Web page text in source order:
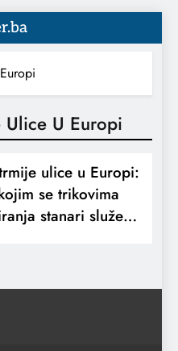
Ulice U Europi
ulice u Europi:
se trikovima
stanari služe…